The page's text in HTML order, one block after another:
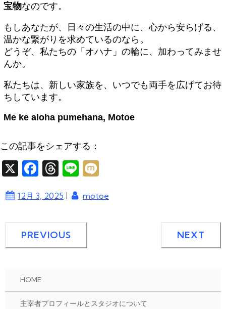
宝物なのです。
もしあなたが、日々の生活の中に、心から安らげる、
温かな繋がりを求めているのなら。
どうぞ、私たちの「オハナ」の輪に、加わってみませ
んか。
私たちは、新しい家族を、いつでも両手を広げてお待
ちしています。
Me ke aloha pumehana, Motoe
この記事をシェアする：
X
F
c
b
o
k
T
e
d
s
Li
e
12月 3, 2025 | motoe
PREVIOUS NEXT
HOME
主宰者プロフィールとスタジオについて